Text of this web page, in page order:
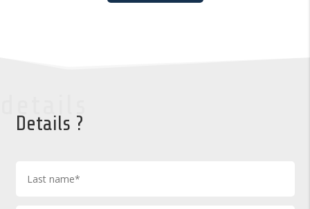
Details ?